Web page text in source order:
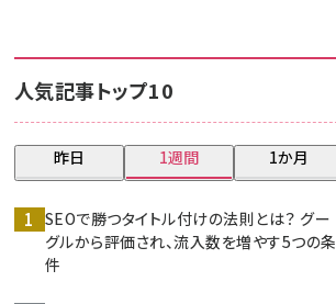
人気記事トップ10
昨日 1週間 1か月
SEOで勝つタイトル付けの法則とは？ グー
グルから評価され、流入数を増やす5つの条
件